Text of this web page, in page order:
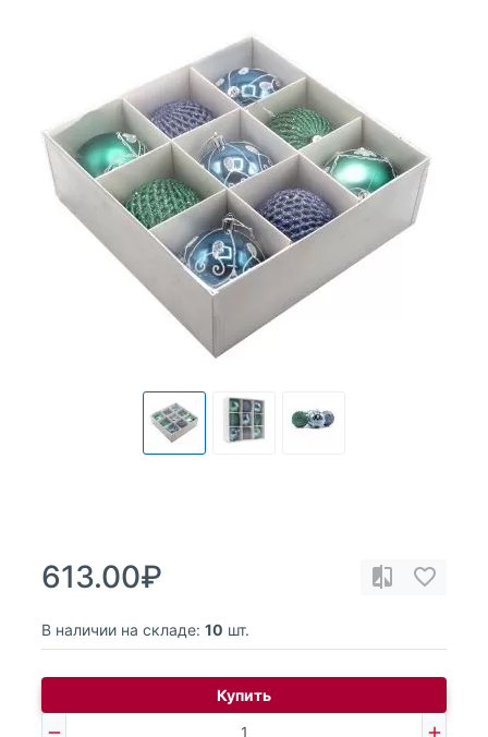
613.00₽
В наличии на складе: 10 шт.
Купить